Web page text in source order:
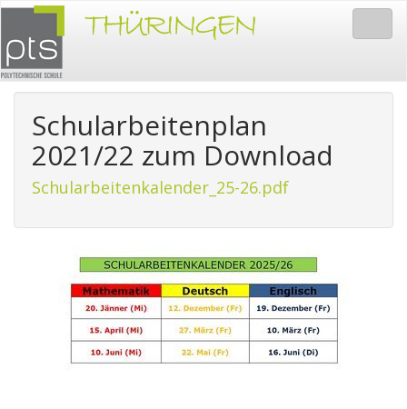
Schularbeitenplan
2021/22 zum Download
Schularbeitenkalender_25-26.pdf